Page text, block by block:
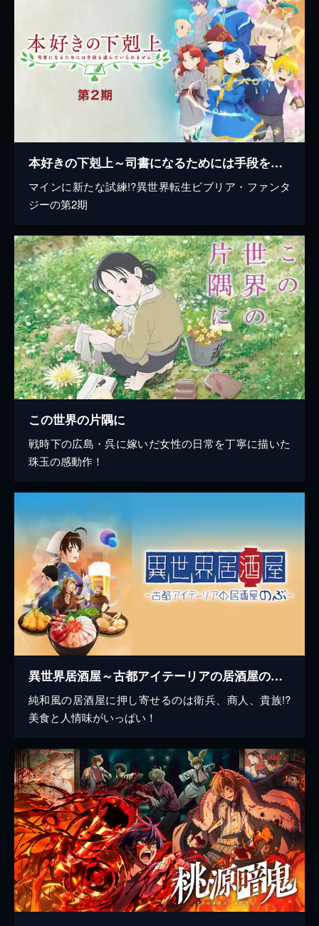
本好きの下剋上～司書になるためには手段を選んでいられません～ 第2期
マインに新たな試練!?異世界転生ビブリア・ファンタ
ジーの第2期
この世界の片隅に
戦時下の広島・呉に嫁いだ女性の日常を丁寧に描いた
珠玉の感動作！
異世界居酒屋～古都アイテーリアの居酒屋のぶ～
純和風の居酒屋に押し寄せるのは衛兵、商人、貴族!?
美食と人情味がいっぱい！